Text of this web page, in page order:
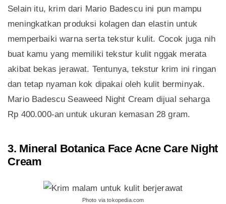
Selain itu, krim dari Mario Badescu ini pun mampu
meningkatkan produksi kolagen dan elastin untuk
memperbaiki warna serta tekstur kulit. Cocok juga nih
buat kamu yang memiliki tekstur kulit nggak merata
akibat bekas jerawat. Tentunya, tekstur krim ini ringan
dan tetap nyaman kok dipakai oleh kulit berminyak.
Mario Badescu Seaweed Night Cream dijual seharga
Rp 400.000-an untuk ukuran kemasan 28 gram.
3. Mineral Botanica Face Acne Care Night
Cream
Photo via tokopedia.com